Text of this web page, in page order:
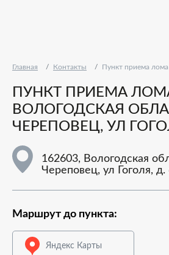
Главная Контакты Пункт приема лома
ПУНКТ ПРИЕМА
ВОЛОГОДСКАЯ
ЧЕРЕПОВЕЦ, УЛ
162603, Вологодская
Череповец, ул Гоголя, д.
Маршрут до пункта:
Яндекс Карты